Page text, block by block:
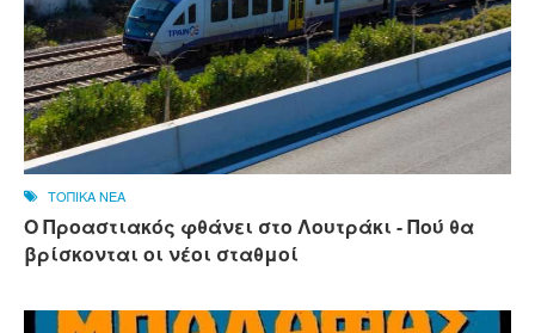
ΤΟΠΙΚΑ ΝΕΑ
Ο Προαστιακός φθάνει στο Λουτράκι - Πού θα
βρίσκονται οι νέοι σταθμοί